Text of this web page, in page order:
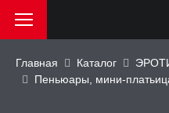
Главная Каталог
Пеньюары, мини-